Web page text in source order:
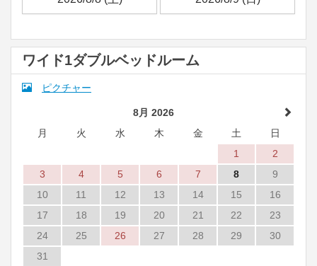
ワイド1ダブルベッドルーム
ピクチャー
8月 2026
月
火 水 木 金 土
日
1
2
3
4 5 6 7 8
9
10
11 12 13 14 15
16
17
18 19 20 21 22
23
24
25 26 27 28 29
30
31